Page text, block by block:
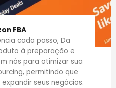
FBA
cada passo, Da
à preparação e
nós para otimizar sua
permitindo que
seus negócios.